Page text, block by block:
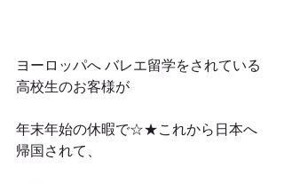
ヨーロッパへ バレエ留学をされている
高校生のお客様が
年末年始の休暇で☆★これから日本へ
帰国されて、